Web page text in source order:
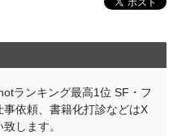
ランキング最高1位 SF・フ
依頼、書籍化打診などはX
します。